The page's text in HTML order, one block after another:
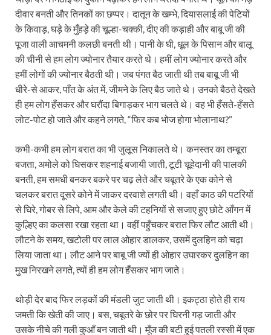
दीवार बनती और तिनकों का छप्पर। दातून के खम्भे, दियासलाई की पेटियों
के किवाड़, घड़े के मुँहड़े की चूल्हा-चक्की, दीए की कड़ाही और बाबू जी की
पूजा वाली आचमनी कलछी बनती थी। पानी के घी, धूल के पिसान और बालू
की चीनी से हम लोग ज्योनार तैयार करते थे। हमीं लोग ज्योनार करते और
हमीं लोगों की ज्योनार बैठती थी। जब पंगत बैठ जाती थी तब बाबू जी भी
धीरे-से आकर, पाँत के अंत में, जीमने के लिए बैठ जाते थे। उनको बैठते देखते
ही हम लोग हँसकर और घरौंदा बिगाड़कर भाग चलते थे। वह भी हँसते-हँसते
लोट-पोट हो जाते और कहने लगते, “फिर कब भोज होगा भोलानाथ?”
कभी-कभी हम लोग बरात का भी जुलूस निकालते थे। कनस्तर का तम्बूरा
बजता, अमोले को घिसकर शहनाई बजायी जाती, टूटी चूहेदानी की पालकी
बनती, हम समधी बनकर बकरे पर चढ़ लेते और चबूतरे के एक कोने से
चलकर बरात दूसरे कोने में जाकर दरवाशे लगती थी। वहाँ काठ की पटरियों
से घिरे, गोबर से लिपे, आम और केले की टहनियों से सजाए हुए छोटे आँगन में
कुल्हिए का कलसा रखा रहता था। वहीं पहुँचकर बरात फिर लौट आती थी।
लौटने के समय, खटोली पर लाल ओहार डालकर, उसमें दुलहिन को चढ़ा
लिया जाता था। लौट आने पर बाबू जी ज्यों ही ओहार उघारकर दुलहिन का
मुख निरखने लगते, त्यों ही हम लोग हँसकर भाग जाते।
थोड़ी देर बाद फिर लड़कों की मंडली जुट जाती थी। इकट्ठा होते ही राय
जमती कि खेती की जाए। बस, चबूतरे के छोर पर घिरनी गड़ जाती और
उसके नीचे की गली कुआँ बन जाती थी। मूँज की बटी हुई पतली रस्सी में एक